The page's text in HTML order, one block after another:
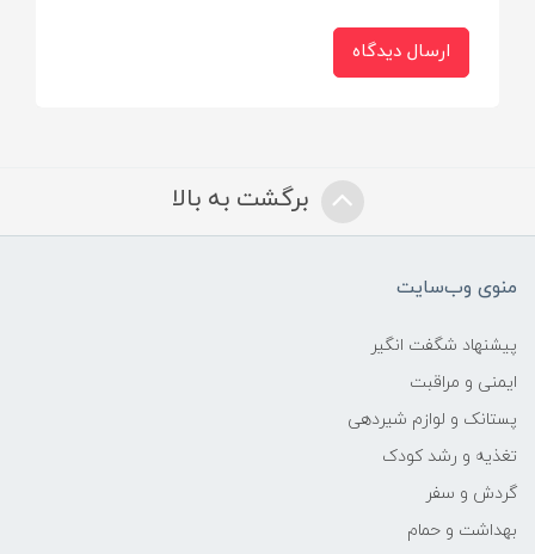
ارسال دیدگاه
برگشت به بالا
منوی وب‌سایت
پیشنهاد شگفت انگیر
ایمنی و مراقبت
پستانک و لوازم شیردهی
تغذیه و رشد کودک
گردش و سفر
بهداشت و حمام